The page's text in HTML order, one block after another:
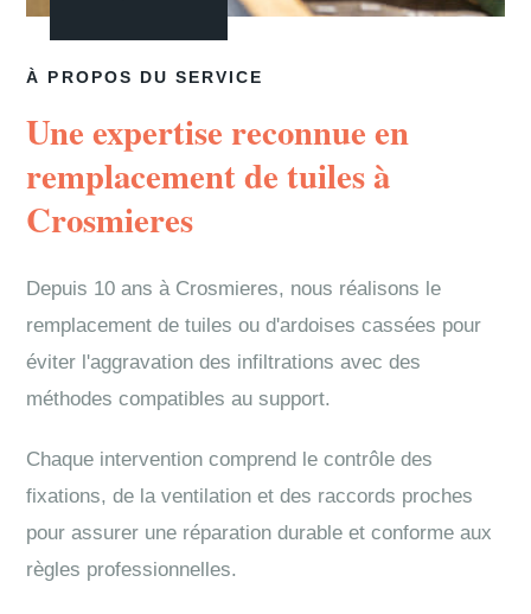
À PROPOS DU SERVICE
Une expertise reconnue en
remplacement de tuiles à
Crosmieres
Depuis 10 ans à Crosmieres, nous réalisons le
remplacement de tuiles ou d'ardoises cassées pour
éviter l'aggravation des infiltrations avec des
méthodes compatibles au support.
Chaque intervention comprend le contrôle des
fixations, de la ventilation et des raccords proches
pour assurer une réparation durable et conforme aux
règles professionnelles.